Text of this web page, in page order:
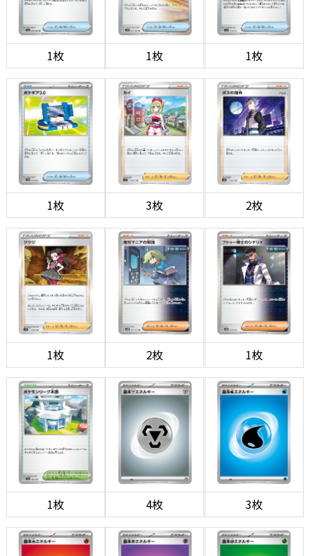
1枚 1枚 1枚
1枚 3枚 2枚
1枚 2枚 1枚
1枚 4枚 3枚